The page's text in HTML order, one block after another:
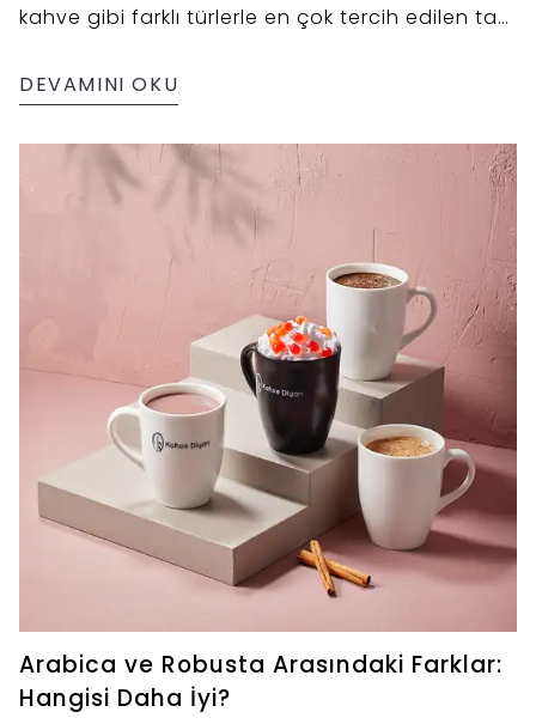
kahve gibi farklı türlerle en çok tercih edilen tatlı
hitap eden lezzetli kombinasyonlar sizi bekliyor!
DEVAMINI OKU
Arabica ve Robusta Arasındaki Farklar:
Hangisi Daha İyi?